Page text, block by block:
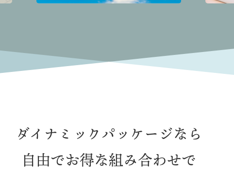
ダイナミックパッケージなら
自由でお得な組み合わせで